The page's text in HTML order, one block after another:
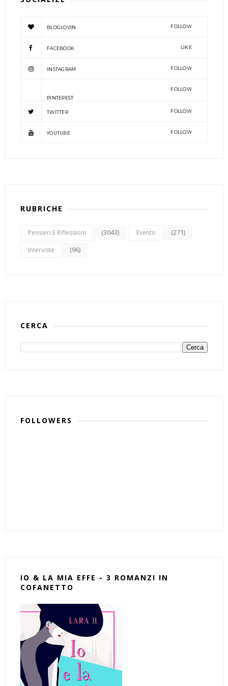
BLOGLOVIN FOLLOW
FACEBOOK LIKE
INSTAGRAM FOLLOW
PINTEREST
FOLLOW
TWITTER FOLLOW
YOUTUBE FOLLOW
RUBRICHE
Pensieri E Riflessioni (3043) Evento (271)
Interviste (96)
CERCA
FOLLOWERS
IO & LA MIA EFFE - 3 ROMANZI IN
COFANETTO